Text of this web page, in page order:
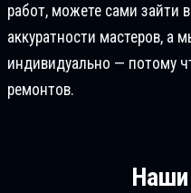
работ, можете сами зайти
аккуратности мастеров,
индивидуально — потому
ремонтов.